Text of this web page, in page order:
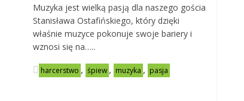
Muzyka jest wielką pasją dla naszego gościa
Stanisława Ostafińskiego, który dzięki
właśnie muzyce pokonuje swoje bariery i
wznosi się na…..
harcerstwo , śpiew , muzyka , pasja